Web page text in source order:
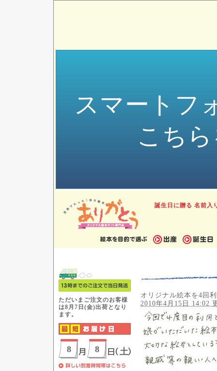
スマートフ
こち
誕生日に贈る 名前入
オリジナル絵本を4回
2010年4月15日 14:02